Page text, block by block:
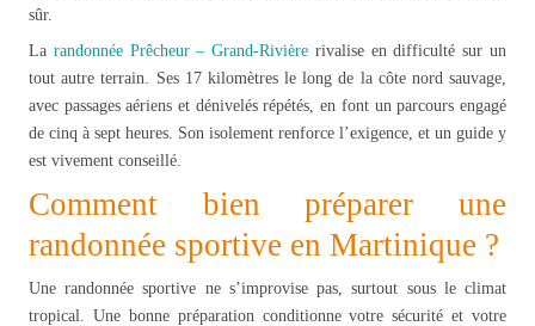
sûr.
La randonnée Prêcheur – Grand-Rivière rivalise en difficulté sur un
tout autre terrain. Ses 17 kilomètres le long de la côte nord sauvage,
avec passages aériens et dénivelés répétés, en font un parcours engagé
de cinq à sept heures. Son isolement renforce l’exigence, et un guide y
est vivement conseillé.
Comment bien préparer une
randonnée sportive en Martinique ?
Une randonnée sportive ne s’improvise pas, surtout sous le climat
tropical. Une bonne préparation conditionne votre sécurité et votre